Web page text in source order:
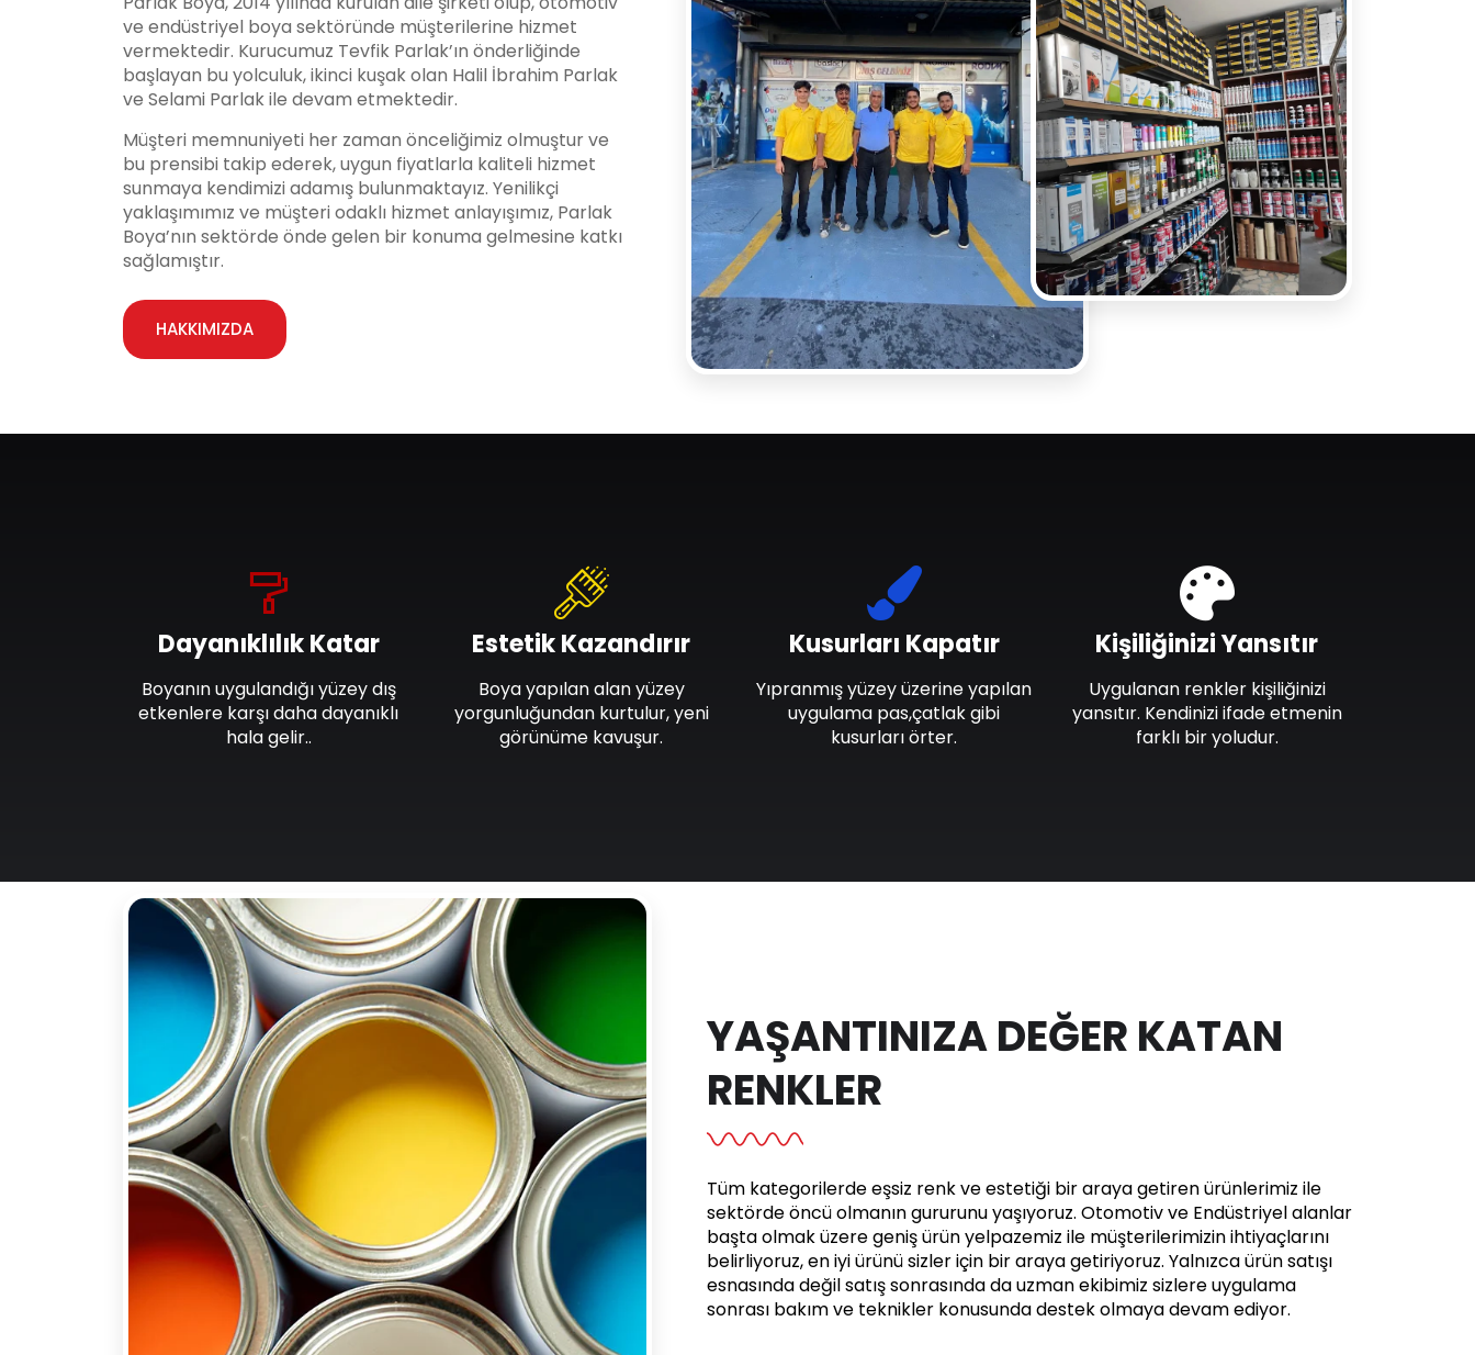
ve endüstriyel boya sektöründe müşterilerine hizmet
vermektedir. Kurucumuz Tevfik Parlak’ın önderliğinde
başlayan bu yolculuk, ikinci kuşak olan Halil İbrahim Parlak
ve Selami Parlak ile devam etmektedir.
Müşteri memnuniyeti her zaman önceliğimiz olmuştur ve
bu prensibi takip ederek, uygun fiyatlarla kaliteli hizmet
sunmaya kendimizi adamış bulunmaktayız. Yenilikçi
yaklaşımımız ve müşteri odaklı hizmet anlayışımız, Parlak
Boya’nın sektörde önde gelen bir konuma gelmesine katkı
sağlamıştır.
HAKKIMIZDA
Dayanıklılık Katar
Boyanın uygulandığı yüzey dış
etkenlere karşı daha dayanıklı
hala gelir..
Estetik Kazandırır
Boya yapılan alan yüzey
yorgunluğundan kurtulur, yeni
görünüme kavuşur.
Kusurları Kapatır
Yıpranmış yüzey üzerine yapılan
uygulama pas,çatlak gibi
kusurları örter.
Kişiliğinizi Yansıtır
Uygulanan renkler kişiliğinizi
yansıtır. Kendinizi ifade etmenin
farklı bir yoludur.
YAŞANTINIZA DEĞER KATAN
RENKLER
Tüm kategorilerde eşsiz renk ve estetiği bir araya getiren ürünlerimiz ile
sektörde öncü olmanın gururunu yaşıyoruz. Otomotiv ve Endüstriyel alanlar
başta olmak üzere geniş ürün yelpazemiz ile müşterilerimizin ihtiyaçlarını
belirliyoruz, en iyi ürünü sizler için bir araya getiriyoruz. Yalnızca ürün satışı
esnasında değil satış sonrasında da uzman ekibimiz sizlere uygulama
sonrası bakım ve teknikler konusunda destek olmaya devam ediyor.